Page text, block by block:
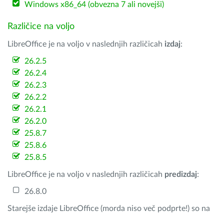
Windows x86_64 (obvezna 7 ali novejši)
Različice na voljo
LibreOffice je na voljo v naslednjih različicah izdaj:
26.2.5
26.2.4
26.2.3
26.2.2
26.2.1
26.2.0
25.8.7
25.8.6
25.8.5
LibreOffice je na voljo v naslednjih različicah predizdaj:
26.8.0
Starejše izdaje LibreOffice (morda niso več podprte!) so na